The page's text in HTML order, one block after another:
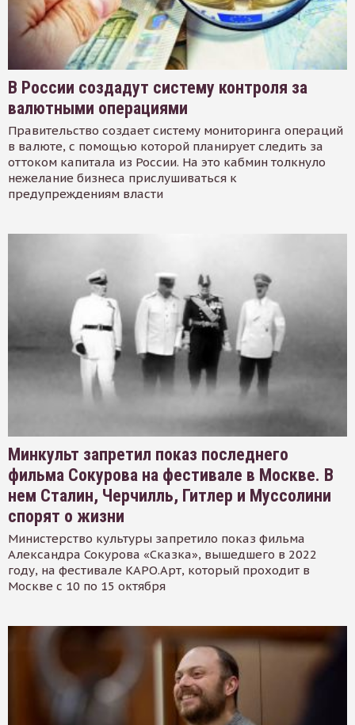
В России создадут систему контроля за
валютными операциями
Правительство создает систему мониторинга операций
в валюте, с помощью которой планирует следить за
оттоком капитала из России. На это кабмин толкнуло
нежелание бизнеса прислушиваться к
предупреждениям власти
Минкульт запретил показ последнего
фильма Сокурова на фестивале в Москве. В
нем Сталин, Черчилль, Гитлер и Муссолини
спорят о жизни
Министерство культуры запретило показ фильма
Александра Сокурова «Сказка», вышедшего в 2022
году, на фестивале КАРО.Арт, который проходит в
Москве с 10 по 15 октября